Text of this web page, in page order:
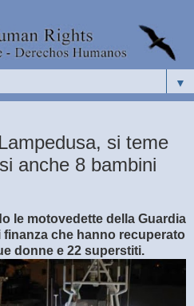
▼
si teme
anche 8 bambini
le motovedette della Guardia
che hanno recuperato
donne e 22 superstiti.